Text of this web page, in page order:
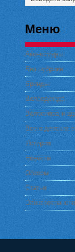
Меню
Аксессуары
Без рубрики
Бренды
Велоодежда
Велосипед и
Все о детских
История
Новости
Обзоры
Статьи